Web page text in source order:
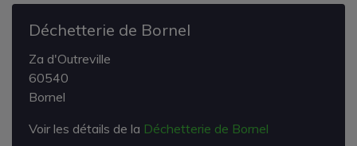
Déchetterie de Bornel
Za d'Outreville
60540
Bornel
Voir les détails de la Déchetterie de Bornel